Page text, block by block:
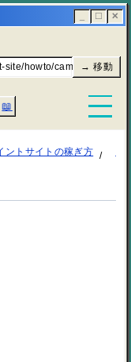
☐ ✕
site/howto/campaign/
→ 移動
📖
ントサイトの稼ぎ方